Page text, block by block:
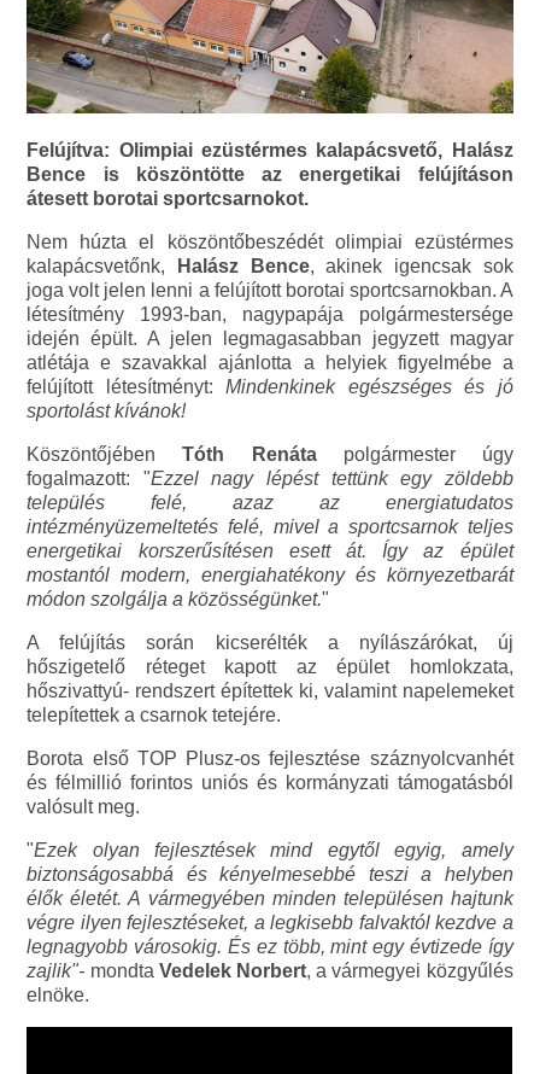
Felújítva: Olimpiai ezüstérmes kalapácsvető, Halász
Bence is köszöntötte az energetikai felújításon
átesett borotai sportcsarnokot.
Nem húzta el köszöntőbeszédét olimpiai ezüstérmes
kalapácsvetőnk,
Halász Bence, akinek igencsak sok
joga volt jelen lenni a felújított borotai sportcsarnokban. A
létesítmény 1993-ban, nagypapája polgármestersége
idején épült. A jelen legmagasabban jegyzett magyar
atlétája e szavakkal ajánlotta a helyiek figyelmébe a
felújított létesítményt:Mindenkinek egészséges és jó
sportolást kívánok!
KöszöntőjébenTóth Renátapolgármester úgy
fogalmazott: "Ezzel nagy lépést tettünk egy zöldebb
település felé, azaz az energiatudatos
intézményüzemeltetés felé, mivel a sportcsarnok teljes
energetikai korszerűsítésen esett át. Így az épület
mostantól modern, energiahatékony és környezetbarát
módon szolgálja a közösségünket."
A felújítás során kicserélték a nyílászárókat, új
hőszigetelő réteget kapott az épület homlokzata,
hőszivattyú- rendszert építettek ki, valamint napelemeket
telepítettek a csarnok tetejére.
Borota első TOP Plusz-os fejlesztése száznyolcvanhét
és félmillió forintos uniós és kormányzati támogatásból
valósult meg.
"Ezek olyan fejlesztések mind egytől egyig, amely
biztonságosabbá és kényelmesebbé teszi a helyben
élők életét. A vármegyében minden településen hajtunk
végre ilyen fejlesztéseket, a legkisebb falvaktól kezdve a
legnagyobb városokig. És ez több, mint egy évtizede így
zajlik"- mondta Vedelek Norbert, a vármegyei közgyűlés
elnöke.